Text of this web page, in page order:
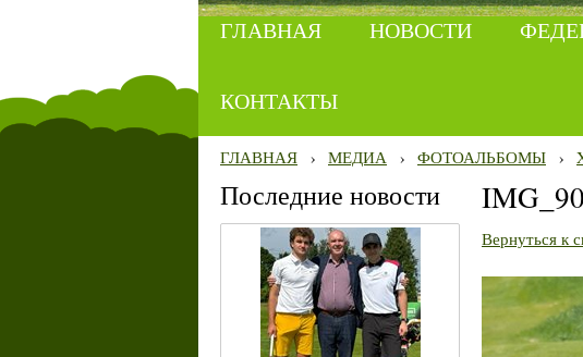
ГЛАВНАЯ НОВОСТИ
КОНТАКТЫ
ГЛАВНАЯ › МЕДИА › ФОТОАЛЬБОМЫ ›
Последние новости
Вернуться к